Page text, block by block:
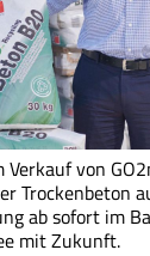
von
Trockenbeton
ab sofort im
mit Zukunft.